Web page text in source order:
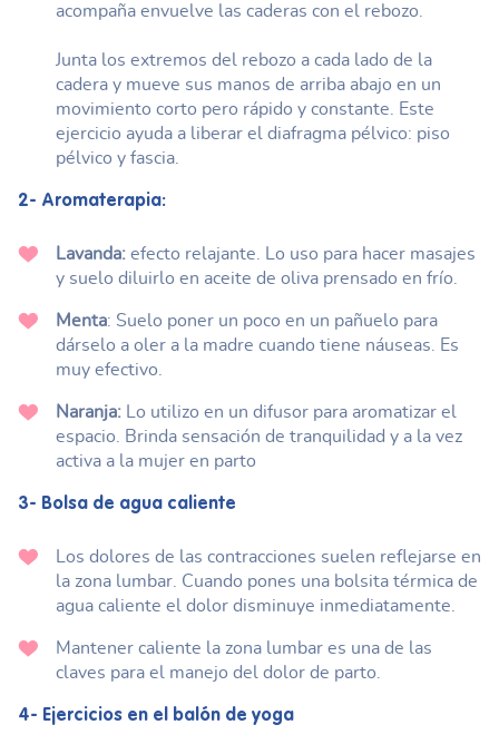
acompaña envuelve las caderas con el rebozo.
Junta los extremos del rebozo a cada lado de la
cadera y mueve sus manos de arriba abajo en un
movimiento corto pero rápido y constante. Este
ejercicio ayuda a liberar el diafragma pélvico: piso
pélvico y fascia.
2- Aromaterapia:
Lavanda: efecto relajante. Lo uso para hacer masajes
y suelo diluirlo en aceite de oliva prensado en frío.
Menta: Suelo poner un poco en un pañuelo para
dárselo a oler a la madre cuando tiene náuseas. Es
muy efectivo.
Naranja: Lo utilizo en un difusor para aromatizar el
espacio. Brinda sensación de tranquilidad y a la vez
activa a la mujer en parto
3- Bolsa de agua caliente
Los dolores de las contracciones suelen reflejarse en
la zona lumbar. Cuando pones una bolsita térmica de
agua caliente el dolor disminuye inmediatamente.
Mantener caliente la zona lumbar es una de las
claves para el manejo del dolor de parto.
4- Ejercicios en el balón de yoga